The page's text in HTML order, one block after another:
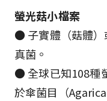
螢光菇小檔案
● 子實體（菇體）
真菌。
● 全球已知108種
於傘菌目（